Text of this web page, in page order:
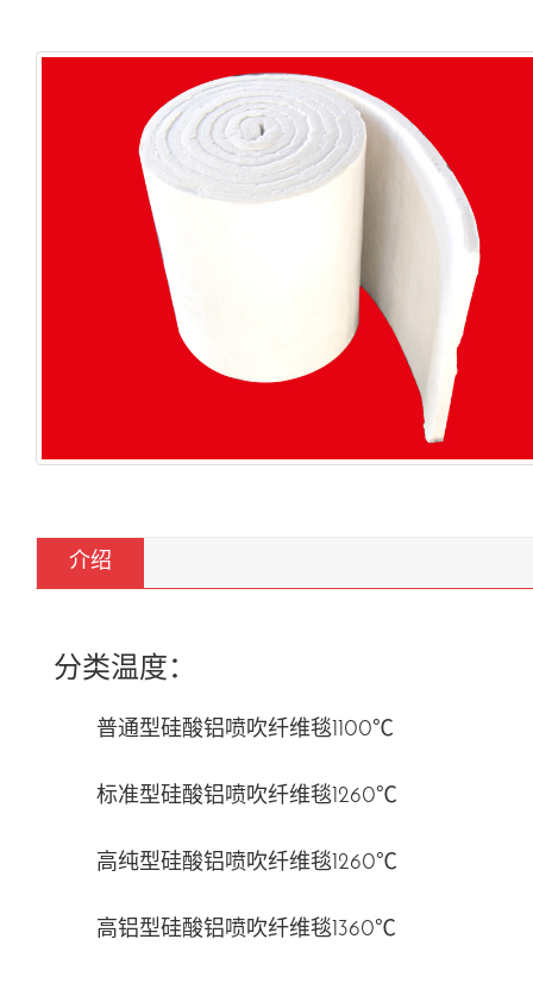
介绍
分类温度：
普通型硅酸铝喷吹纤维毯1100℃
标准型硅酸铝喷吹纤维毯1260℃
高纯型硅酸铝喷吹纤维毯1260℃
高铝型硅酸铝喷吹纤维毯1360℃